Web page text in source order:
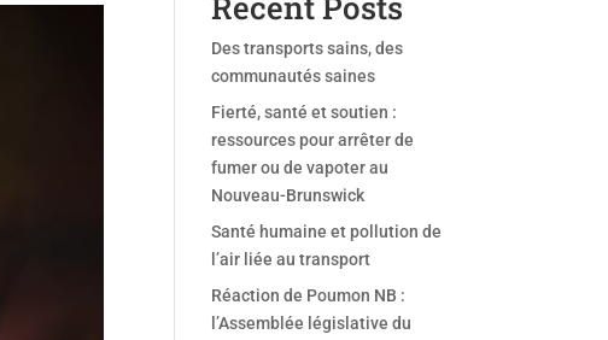
Des transports sains, des
communautés saines
Fierté, santé et soutien :
ressources pour arrêter de
fumer ou de vapoter au
Nouveau-Brunswick
Santé humaine et pollution de
l’air liée au transport
Réaction de Poumon NB :
l’Assemblée législative du